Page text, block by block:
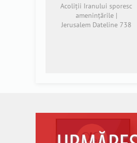
Acoliții Iranului sporesc
amenințările |
Jerusalem Dateline 738